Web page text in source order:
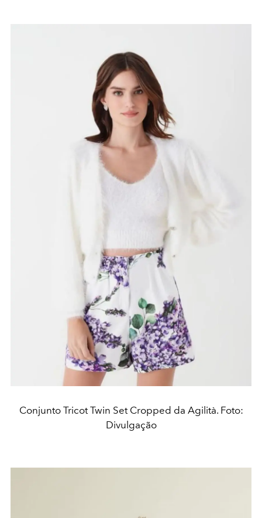
Conjunto Tricot Twin Set Cropped da Agilità. Foto:
Divulgação